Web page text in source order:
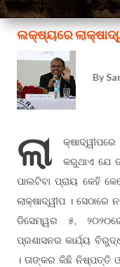
ଲକ୍ଷ୍ୟରେ
By
ଲା
କରୁଥାଏ ଯେ
ପାଲଟିବା ପ୍ରାୟ କେହି
ଲାକ୍ଷାଦ୍ୱୀପ ।
ଡିସେମ୍ୱର ୫,
ପ୍ରଶାସନର କାର୍ଯ୍ୟ
। ତାଙ୍କର କିଛି ନିଷ୍ପତ୍ତି ଓ